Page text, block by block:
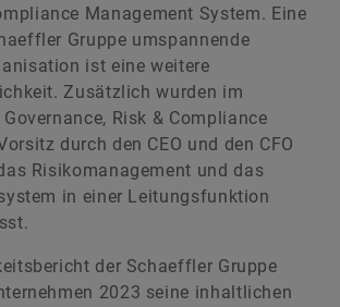
Management System. Eine
Gruppe umspannende
ist eine weitere
Zusätzlich wurden im
Risk & Compliance
durch den CEO und den CFO
Risikomanagement und das
in einer Leitungsfunktion
der Schaeffler Gruppe
2023 seine inhaltlichen